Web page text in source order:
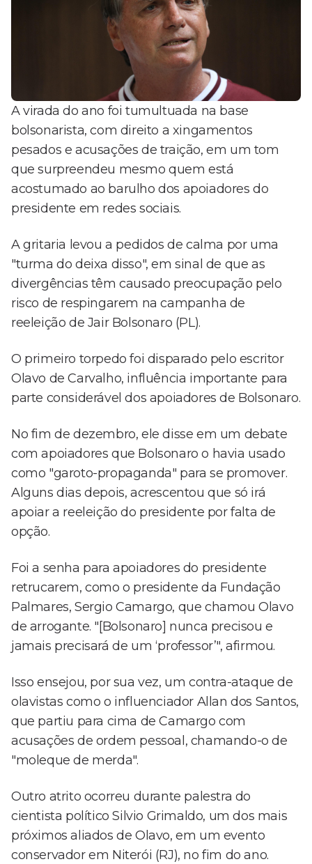
A virada do ano foi tumultuada na base
bolsonarista, com direito a xingamentos
pesados e acusações de traição, em um tom
que surpreendeu mesmo quem está
acostumado ao barulho dos apoiadores do
presidente em redes sociais.
A gritaria levou a pedidos de calma por uma
"turma do deixa disso", em sinal de que as
divergências têm causado preocupação pelo
risco de respingarem na campanha de
reeleição de Jair Bolsonaro (PL).
O primeiro torpedo foi disparado pelo escritor
Olavo de Carvalho, influência importante para
parte considerável dos apoiadores de Bolsonaro.
No fim de dezembro, ele disse em um debate
com apoiadores que Bolsonaro o havia usado
como "garoto-propaganda" para se promover.
Alguns dias depois, acrescentou que só irá
apoiar a reeleição do presidente por falta de
opção.
Foi a senha para apoiadores do presidente
retrucarem, como o presidente da Fundação
Palmares, Sergio Camargo, que chamou Olavo
de arrogante. "[Bolsonaro] nunca precisou e
jamais precisará de um ‘professor’", afirmou.
Isso ensejou, por sua vez, um contra-ataque de
olavistas como o influenciador Allan dos Santos,
que partiu para cima de Camargo com
acusações de ordem pessoal, chamando-o de
"moleque de merda".
Outro atrito ocorreu durante palestra do
cientista político Silvio Grimaldo, um dos mais
próximos aliados de Olavo, em um evento
conservador em Niterói (RJ), no fim do ano.